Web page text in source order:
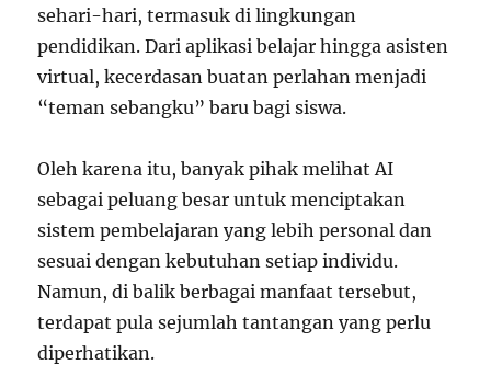
sehari-hari, termasuk di lingkungan
pendidikan. Dari aplikasi belajar hingga asisten
virtual, kecerdasan buatan perlahan menjadi
“teman sebangku” baru bagi siswa.
Oleh karena itu, banyak pihak melihat AI
sebagai peluang besar untuk menciptakan
sistem pembelajaran yang lebih personal dan
sesuai dengan kebutuhan setiap individu.
Namun, di balik berbagai manfaat tersebut,
terdapat pula sejumlah tantangan yang perlu
diperhatikan.